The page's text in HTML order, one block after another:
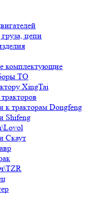
цепи
комплектующие
ТО
XingTai
к тракторам Dongfeng
Shifeng
Скаут